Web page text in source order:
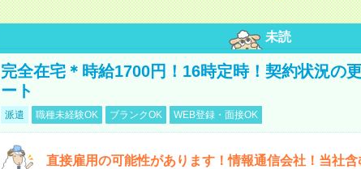
未読
完全在宅＊時給1700円！16時定時！契約状況の
ート
派遣 職種未経験OK ブランクOK WEB登録・面接OK
直接雇用の可能性があります！情報通信会社！当社含